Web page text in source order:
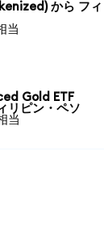
から フィ
当
Gold ETF
リピン・ペソ
当